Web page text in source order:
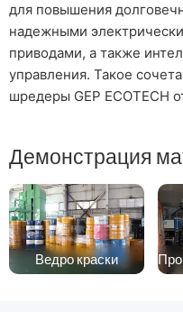
для повышения
надежными
приводами, а также
управления. Такое
шредеры GEP ECOTECH
Демонстрация
Ведро краски